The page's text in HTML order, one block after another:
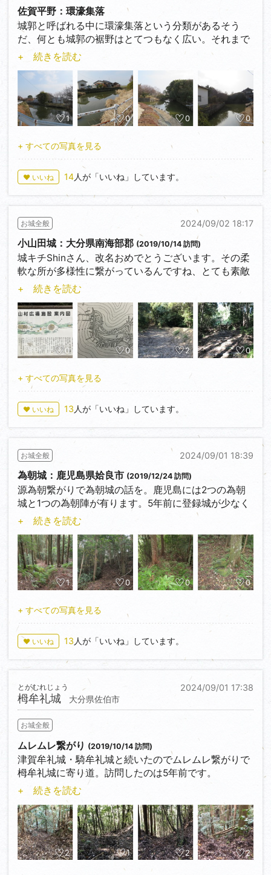
にムクリを付け、両側に勾配を取っています。まるで
現代の道路の構造と同じで雨の日の登城の際は水はけ
がよかった事でしょう。実際は経年による風化で形造
られたのかもしれませんが。遺構さえあれば様々な考
えが浮かんできて楽しいですね。
佐賀平野：環濠集落
城郭と呼ばれる中に環濠集落という分類があるそう
だ、何とも城郭の裾野はとてつもなく広い。それまで
環濠集落なんて耳にした事は有りませんでした。
佐賀県にはクリークと呼ばれる農業用水と直結してい
る濠に囲まれた大規模な城跡が幾つかあり、登録城に
も含まれています。5年前に勢いだけで訪問しまし
た。大きすぎて掴み所の無い印象でピンと来ませんで
に佐賀平野で環濠集落を見る事となりました。
佐賀平野には150か所程度の小規模な平城や館が用水
路（濠）に沿うように残っています。時代の変化によ
り、濠を埋立たり、RC擁壁で補強したりと変化は有り
ますが、往時のままで残っている場所もあります。そ
れら小規模な城跡を見た事により、5年前の大規模な
城跡を漸く理解出来ました。そしてその中に環濠集落
が10か所程度あり、それ対して不思議に思えました。
そのうち分かる時が来るだろうと今もほったらかしい
ます。
写真1～5・・・大石環濠 ： 写真6～9・・・余江環
濠、共に佐賀県神埼市
写りの良かった場所を選びました、場所が違えども殆
ど濠が廻っているだけで大差は有りません。
5月に青森の高屋敷館が環濠集落だという事でヒント
は無いかと考えて訪問しましたが全く別物でした。共
でした。（その他に気が付いた事は武士の時代とは逆
に、濠が土塁の内側に配置されていたって事です。）
高屋敷館は分類上城郭で問題ないと思われますが、佐
賀平野の環濠集落は城郭の分類なのでしょうか？もし
仮に今後、用水路（濠）に囲まれた農地が宅地化さ
れ、数件の家が建ち集落化した場合は環濠集落と呼ば
れてもおかしく無い気がします。その際は城郭に分類
されるのでしょうか。時代が最近だから分類されない
のなら現在の集落はいつの時代から有ったのでしょう
か。城郭に分類されるのにはいつ頃の年代からになる
のでしょうか。2年前から不思議に思えています。
（分類がおかしいから何としろとか、白黒はっきりし
たいとか、佐賀県にお住まいの皆様を不快にさせる意
を望んでいる訳でも有りません。）
+ 続きを読む
1 0 0 0
+ すべての写真を見る
♥ いいね 14人が「いいね」しています。
2024/09/02 18:17
お城全般
小山田城：大分県南海部郡 (2019/10/14 訪問)
城キチShinさん、改名おめでとうございます。その柔
軟な所が多様性に繋がっているんですね、とても素敵
です。私も見習って頭の中を柔らかくしていきたいと
思います。←イジリ無
訪問する時には縄張り図の無い状態が多いのですが、
縄張図があると少なからず助かります。極々稀にデフ
ォルメされた縄張り図や鳥観図によって脳内がそれに
跡の案内板はそんな感じです。（厳密に言うとこちら
の案内板は公園全体を表示しており、その目的なら特
に問題は有りません。少なからず縄張図風に表現して
おり良く確認しなかった私に非が有りますので、決し
てディスるつもりでは有りません。）
栂牟礼城から西に直線距離700ｍ、単郭で標高178
ｍ、東西に約180ｍ南北に150ｍ程度の城跡です。栂牟
礼城との関係や築城時期は不明だそうですが、別名小
山田新城とも呼ばれているようで関係は有ったかと思
われます。写真2は最新の縄張り図です。分かる通り
この城は単郭ながらとても防御性に優れていて、畝堀
が40本以上施されています。特に北側の畝堀は天端の
直ぐ上に腰曲輪が廻っており畝堀の最終型に近い作り
になっています。そう考えると戦国末期の極手前の時
期に築造されたのではないでしょうか。写真は少な目
です、こちらについては近くに行く際は再訪問しよう
と考えている城跡です。
+ 続きを読む
0 0 2 0
+ すべての写真を見る
♥ いいね 13 人が「いいね」しています。
2024/09/01 18:39
お城全般
為朝城：鹿児島県姶良市 (2019/12/24 訪問)
源為朝繋がりで為朝城の話を。鹿児島には2つの為朝
城と1つの為朝陣が有ります。5年前に登録城が少なく
なってマイナー城跡に行くようになった頃に訪問しま
した。鹿児島でメジャーな武将は島津一択、そんな中
に為朝の名を持つ城跡を見つけたので考える前に早速
行ってみました。
南北200ｍ程度、東西50ｍ程度の独立丘陵に5つの曲
図の記載が平坦部の表示となっていて名称を揃えまし
た。)急勾配の大手道の両側には3つの平坦部と登り切
った左右に土塁が配置さています。西側の崖の上には
100ｍ程の長さで2ｍ程の高さの土塁があります。空堀
があるとの事でしたが当時は気が付きませんでした、
おそらく浅く曲輪の段と見間違える程度だったのだと
思います。曲輪Ⅰが主郭で段が付いており背後には土塁
があり、石碑が置いてありました。資料を調べてみて
もこの城跡が源為朝に関係しているのか分かりませ
ん。伝説だけで名前が付いただけなのかもしれないで
す。
城キチSinさん、遠方から来て立入禁止は酷ですよ
ね。鹿児島・宮崎南部であと2か所立入禁止の登録城
が有りますよ。知ってはいたのですが、まさか日本の
端っこに城キチが来るとは思っていませんでしたか
ら。
九州以外でじっくり行く予定にしている3か所の一つ
が福島県なので先行偵察お願いします。城訪問の裾野
+ 続きを読む
1 0 0 0
+ すべての写真を見る
♥ いいね 13 人が「いいね」しています。
2024/09/01 17:38
栂牟礼城
とがむれじょう
大分県佐伯市
お城全般
ムレムレ繋がり (2019/10/14 訪問)
津賀牟礼城・騎牟礼城と続いたのでムレムレ繋がりで
栂牟礼城に寄り道。訪問したのは5年前です。
主郭の高さは標高223m、南北250ｍ程度の範囲にⅠ～
Ⅳの曲輪が配置されている細長い城跡です。尾根続き
の南側と西の派生尾根に集中して連続堀切が施されて
います。西側にある小山田城の後に西側尾根から訪問
しました。ですので南尾根の堀切は曲輪近くの1本を
見たに過ぎません。こちら城跡は石混じりの尾根を彫
+ 続きを読む
2 1 2 2